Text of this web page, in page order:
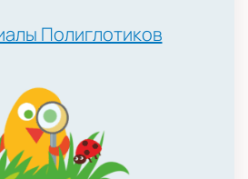
Полиглотиков